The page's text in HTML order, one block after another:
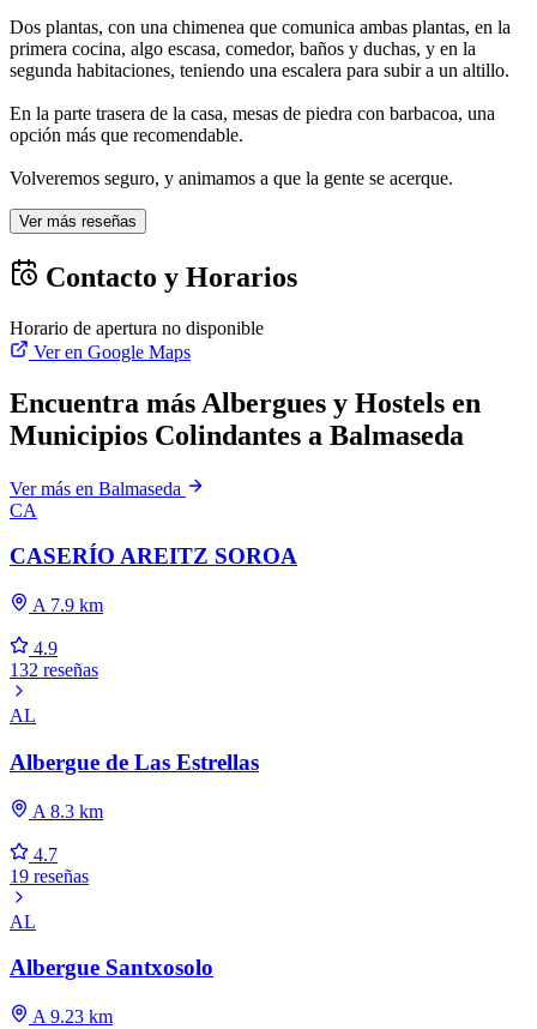
Dos plantas, con una chimenea que comunica ambas plantas, en la
primera cocina, algo escasa, comedor, baños y duchas, y en la
segunda habitaciones, teniendo una escalera para subir a un altillo.
En la parte trasera de la casa, mesas de piedra con barbacoa, una
opción más que recomendable.
Volveremos seguro, y animamos a que la gente se acerque.
Ver más reseñas
Contacto y Horarios
Horario de apertura no disponible
Ver en Google Maps
Encuentra más Albergues y Hostels en
Municipios Colindantes a Balmaseda
Ver más en Balmaseda
CA
CASERÍO AREITZ SOROA
A 7.9 km
4.9
132 reseñas
AL
Albergue de Las Estrellas
A 8.3 km
4.7
19 reseñas
AL
Albergue Santxosolo
A 9.23 km